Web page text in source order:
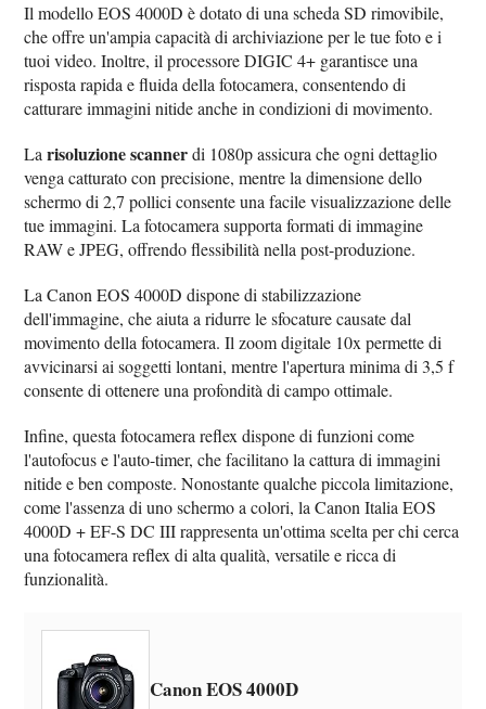
Il modello EOS 4000D è dotato di una scheda SD rimovibile,
che offre un'ampia capacità di archiviazione per le tue foto e i
tuoi video. Inoltre, il processore DIGIC 4+ garantisce una
risposta rapida e fluida della fotocamera, consentendo di
catturare immagini nitide anche in condizioni di movimento.
Larisoluzione scannerdi 1080p assicura che ogni dettaglio
venga catturato con precisione, mentre la dimensione dello
schermo di 2,7 pollici consente una facile visualizzazione delle
tue immagini. La fotocamera supporta formati di immagine
RAW e JPEG, offrendo flessibilità nella post-produzione.
La Canon EOS 4000D dispone di stabilizzazione
dell'immagine, che aiuta a ridurre le sfocature causate dal
movimento della fotocamera. Il zoom digitale 10x permette di
avvicinarsi ai soggetti lontani, mentre l'apertura minima di 3,5 f
consente di ottenere una profondità di campo ottimale.
Infine, questa fotocamera reflex dispone di funzioni come
l'autofocus e l'auto-timer, che facilitano la cattura di immagini
nitide e ben composte. Nonostante qualche piccola limitazione,
come l'assenza di uno schermo a colori, la Canon Italia EOS
4000D + EF-S DC III rappresenta un'ottima scelta per chi cerca
una fotocamera reflex di alta qualità, versatile e ricca di
funzionalità.
Canon EOS 4000D